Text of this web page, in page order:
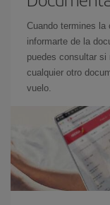
Cuando termines la
informarte de la
puedes consultar si
cualquier otro
vuelo.